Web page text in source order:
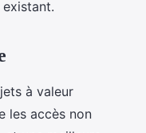
à valeur
les accès non